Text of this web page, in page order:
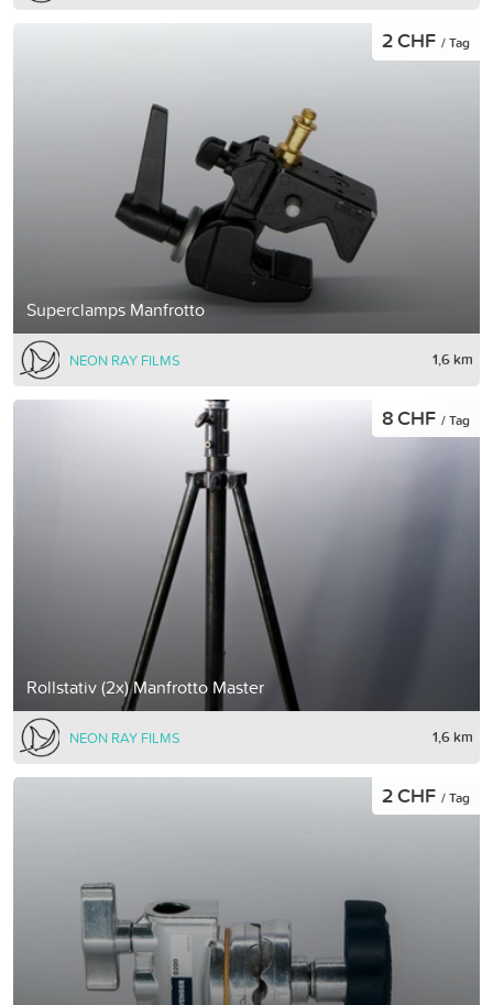
Superclamps Manfrotto
2 CHF / Tag
NEON RAY FILMS 1,6 km
Rollstativ (2x) Manfrotto Master
8 CHF / Tag
NEON RAY FILMS 1,6 km
2 CHF / Tag